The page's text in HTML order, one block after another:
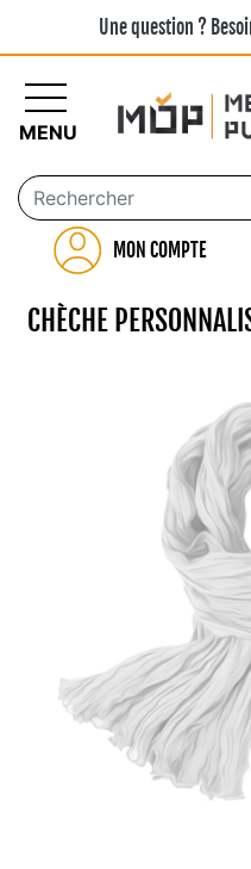
Une question ?
MON COMPTE
MENU
CHÈCHE